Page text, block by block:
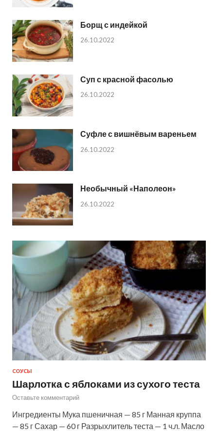
Борщ с индейкой
26.10.2022
Суп с красной фасолью
26.10.2022
Суфле с вишнёвым вареньем
26.10.2022
Необычный «Наполеон»
26.10.2022
СОУСЫ
Шарлотка с яблоками из сухого теста
Оставьте комментарий
Ингредиенты Мука пшеничная — 85 г Манная круппа
— 85 г Сахар — 60 г Разрыхлитель теста — 1 ч.л. Масло